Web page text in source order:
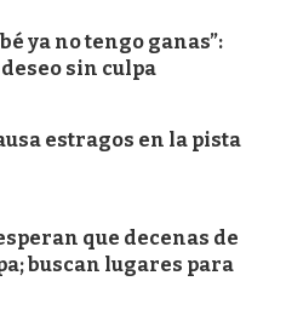
ya no tengo ganas”:
sin culpa
estragos en la pista
que decenas de
buscan lugares para